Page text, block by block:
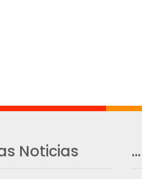
Noticias …